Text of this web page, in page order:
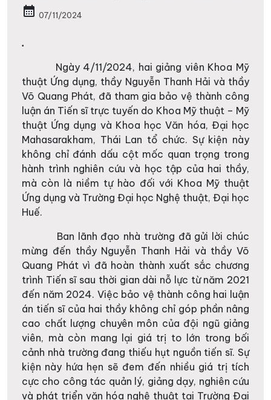
calendar_month 07/11/2024
.
Ngày 4/11/2024, hai giảng viên Khoa Mỹ
thuật Ứng dụng, thầy Nguyễn Thanh Hải và thầy
Võ Quang Phát, đã tham gia bảo vệ thành công
luận án Tiến sĩ trực tuyến do Khoa Mỹ thuật – Mỹ
thuật Ứng dụng và Khoa học Văn hóa, Đại học
Mahasarakham, Thái Lan tổ chức. Sự kiện này
không chỉ đánh dấu cột mốc quan trọng trong
hành trình nghiên cứu và học tập của hai thầy,
mà còn là niềm tự hào đối với Khoa Mỹ thuật
Ứng dụng và Trường Đại học Nghệ thuật, Đại học
Huế.
Ban lãnh đạo nhà trường đã gửi lời chúc
mừng đến thầy Nguyễn Thanh Hải và thầy Võ
Quang Phát vì đã hoàn thành xuất sắc chương
trình Tiến sĩ sau thời gian dài nỗ lực từ năm 2021
đến năm 2024. Việc bảo vệ thành công hai luận
án tiến sĩ của hai thầy không chỉ góp phần nâng
cao chất lượng chuyên môn của đội ngũ giảng
viên, mà còn mang lại giá trị to lớn trong bối
cảnh nhà trường đang thiếu hụt nguồn tiến sĩ. Sự
kiện này hứa hẹn sẽ đem đến nhiều giá trị tích
cực cho công tác quản lý, giảng dạy, nghiên cứu
và phát triển văn hóa nghệ thuật tại Trường Đại